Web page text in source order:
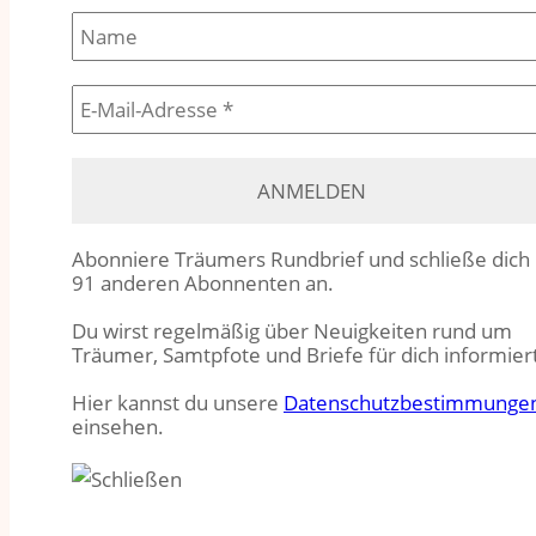
Abonniere Träumers Rundbrief und schließe dich
91 anderen Abonnenten an.
Du wirst regelmäßig über Neuigkeiten rund um
Träumer, Samtpfote und Briefe für dich
Hier kannst du unsere
einsehen.